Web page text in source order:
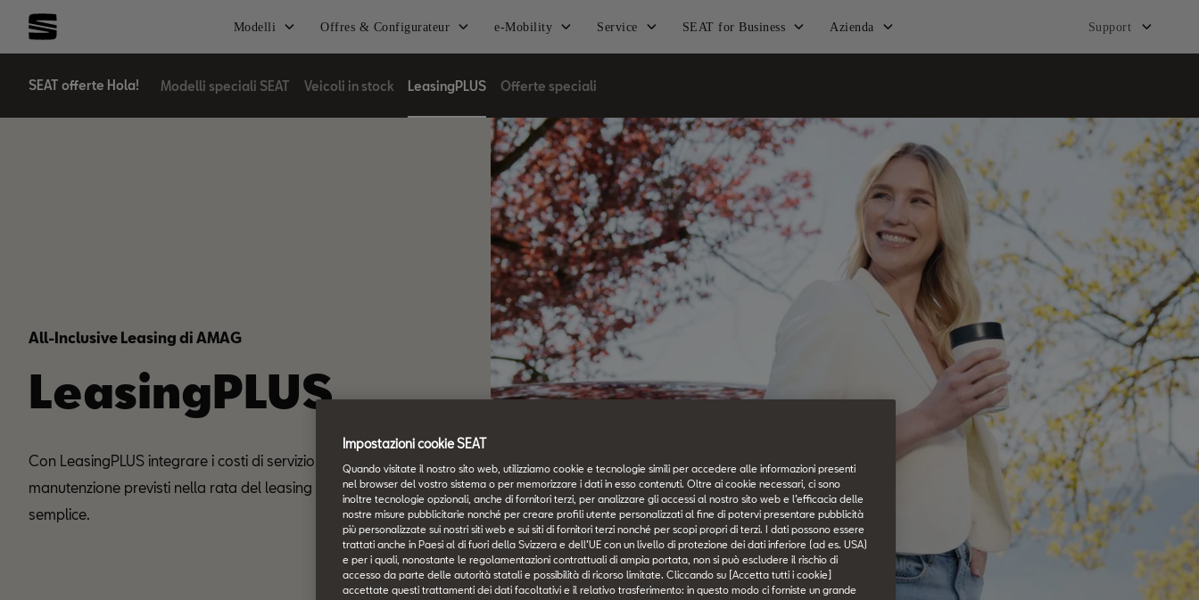
Modelli Offres & Configurateur e-Mobility Service SEAT for Business Azienda Support
SEAT offerte Hola! Modelli speciali SEAT Veicoli in stock LeasingPLUS Offerte speciali
All-Inclusive Leasing di AMAG
LeasingPLUS.
Con LeasingPLUS integrare i costi di servizio e
manutenzione previsti nella rata del leasing è
semplice.
Impostazioni cookie SEAT
Quando visitate il nostro sito web, utilizziamo cookie e tecnologie simili per accedere alle informazioni presenti
nel browser del vostro sistema o per memorizzare i dati in esso contenuti. Oltre ai cookie necessari, ci sono
inoltre tecnologie opzionali, anche di fornitori terzi, per analizzare gli accessi al nostro sito web e l’efficacia delle
nostre misure pubblicitarie nonché per creare profili utente personalizzati al fine di potervi presentare pubblicità
più personalizzate sui nostri siti web e sui siti di fornitori terzi nonché per scopi propri di terzi. I dati possono essere
trattati anche in Paesi al di fuori della Svizzera e dell’UE con un livello di protezione dei dati inferiore (ad es. USA)
e per i quali, nonostante le regolamentazioni contrattuali di ampia portata, non si può escludere il rischio di
accesso da parte delle autorità statali e possibilità di ricorso limitate. Cliccando su [Accetta tutti i cookie]
accettate questi trattamenti dei dati facoltativi e il relativo trasferimento: in questo modo ci forniste un grande